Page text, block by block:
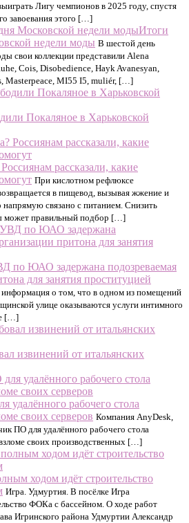
Лигу чемпионов в 2025 году, спустя
завоевания этого […]
Итоги
недели моды В шестой день
свои коллекции представили Alena
Cois, Disobedience, Hayk Avanesyan,
Masterpeace, MI55 I5, muliér, […]
Покаляное в Харьковской
рассказали, какие
При кислотном рефлюксе
в пищевод, вызывая жжение и
напрямую связано с питанием. Снизить
может правильный подбор […]
по ЮАО задержана подозреваемая
для занятия проституцией
о том, что в одном из помещений
улице оказываются услуги интимного
[…]
извинений от итальянских
удалённого рабочего стола
своих серверов Компания AnyDesk,
ПО для удалённого рабочего стола
своих производственных […]
ходом идёт строительство
Игра. Удмуртия. В посёлке Игра
ФОКа с бассейном. О ходе работ
Игринского района Удмуртии Александр